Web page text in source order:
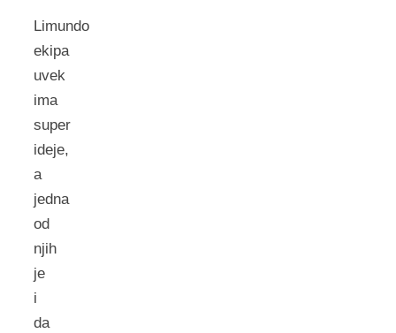
Limundo
ekipa
uvek
ima
super
ideje,
a
jedna
od
njih
je
i
da